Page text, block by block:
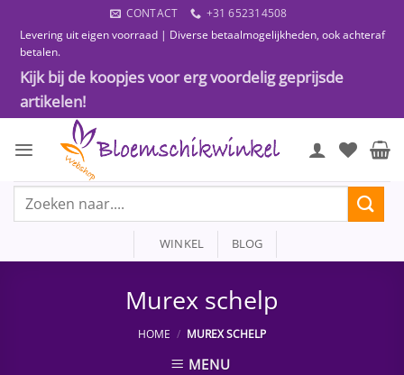
naar
inhoud
CONTACT
+31 652314508
Levering uit eigen voorraad | Diverse betaalmogelijkheden, ook achteraf
betalen.
Kijk bij de koopjes voor erg voordelig geprijsde
artikelen!
Zoeken
WINKEL BLOG
Murex schelp
HOME / MUREX SCHELP
MENU